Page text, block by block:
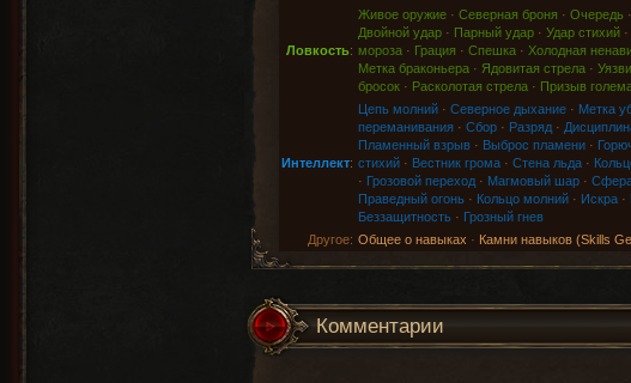
Ловкость:
Живое оружие· Северная броня · Очередь ·
Двойной удар· Парный удар· Удар стихий·
мороза· Грация · Спешка· Холодная
Метка браконьера· Ядовитая стрела·
бросок· Расколотая стрела· Призыв
Интеллект:
Цепь молний· Северное дыхание· Метка
переманивания· Сбор· Разряд·
Пламенный взрыв· Выброс пламени·
стихий· Вестник грома· Стена льда·
· Грозовой переход· Магмовый шар·
Праведный огонь· Кольцо молний· Искра·
Беззащитность· Грозный гнев
Другое: Общее о навыках · Камни навыков (Skills
Комментарии